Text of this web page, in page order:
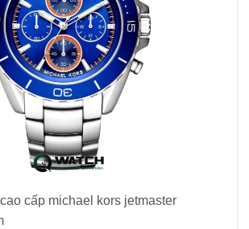
cấp michael kors jetmaster